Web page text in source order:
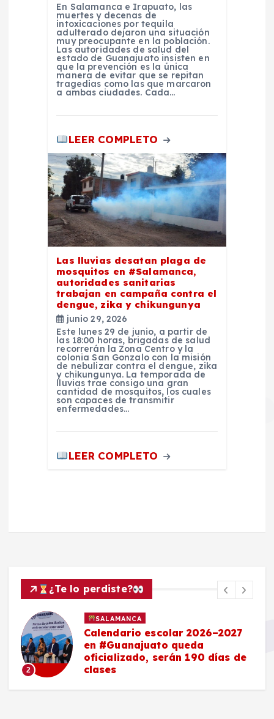
En Salamanca e Irapuato, las
muertes y decenas de
intoxicaciones por tequila
adulterado dejaron una situación
muy preocupante en la población.
Las autoridades de salud del
estado de Guanajuato insisten en
que la prevención es la única
manera de evitar que se repitan
tragedias como las que marcaron
a ambas ciudades. Cada…
LEER COMPLETO
Las lluvias desatan plaga de
mosquitos en #Salamanca,
autoridades sanitarias
trabajan en campaña contra el
dengue, zika y chikungunya
junio 29, 2026
Este lunes 29 de junio, a partir de
las 18:00 horas, brigadas de salud
recorrerán la Zona Centro y la
colonia San Gonzalo con la misión
de nebulizar contra el dengue, zika
y chikungunya. La temporada de
lluvias trae consigo una gran
cantidad de mosquitos, los cuales
son capaces de transmitir
enfermedades…
LEER COMPLETO
¿Te lo perdiste?
2
SALAMANCA
Calendario escolar 2026–2027
en #Guanajuato queda
oficializado, serán 190 días de
clases